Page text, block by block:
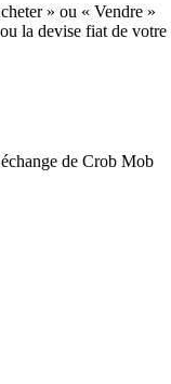
» ou « Vendre »
la devise fiat de votre
de Crob Mob